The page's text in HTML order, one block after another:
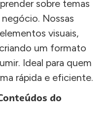
sobre temas
Nossas
visuais,
um formato
Ideal para quem
rápida e eficiente.
do